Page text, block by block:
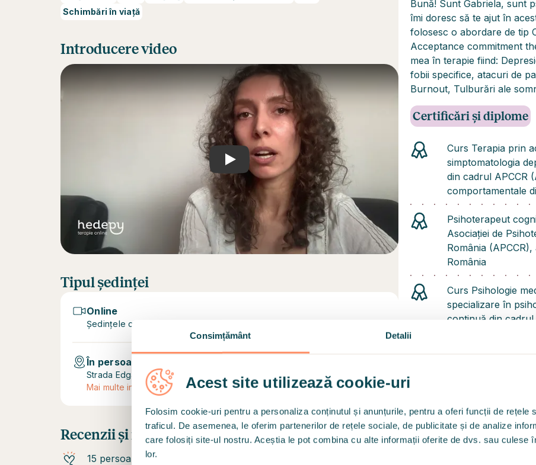
Consimțământ Detalii
Acest site utilizează cookie-uri
Folosim cookie-uri pentru a personaliza conținutul și anunțurile, pentru a oferi funcții de rețele
traficul. De asemenea, le oferim partenerilor de rețele sociale, de publicitate și de analize
care folosiți site-ul nostru. Aceștia le pot combina cu alte informații oferite de dvs. sau culese
lor.
Schimbări în viață
Introducere video
Play
Tipul ședinței
Online
Ședințele online au loc prin apel video securizat, pe platforma Hedepy.
În persoană (offline)
Strada Edgar Quinet 10, 010018 București
Mai multe informații
Recenzii și recomandări
15 persoane recomandă
Bună! Sunt Gabriela, sunt
îmi doresc să te ajut în
folosesc o abordare de tip
Acceptance commitment
mea în terapie fiind:
fobii specifice, atacuri de
Burnout, Tulburări ale
Certificări și diplome
Curs Terapia prin
simptomatologia
din cadrul APCCR
comportamentale
Psihoterapeut
Asociației de
România
România
Curs Psihologie
specializare în
continuă din
Master
psihoterapie” din
Licență în
Umane,